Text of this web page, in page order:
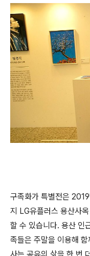
구족화가 특별전은
지 LG유플러스 용산사
할 수 있습니다. 용산 인
족들은 주말을 이용해